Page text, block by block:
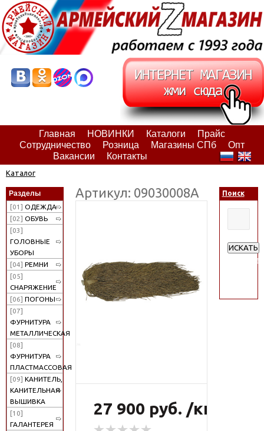
Главная НОВИНКИ Каталоги
Прайс
Сотрудничество
Розница Магазины СПб
Опт
Вакансии
Контакты
Каталог
Разделы
[01] ОДЕЖДА
[02] ОБУВЬ
[03]
ГОЛОВНЫЕ
УБОРЫ
[04] РЕМНИ
[05]
СНАРЯЖЕНИЕ
[06] ПОГОНЫ
[07]
ФУРНИТУРА
МЕТАЛЛИЧЕСКАЯ
[08]
ФУРНИТУРА
ПЛАСТМАССОВАЯ
[09] КАНИТЕЛЬ,
КАНИТЕЛЬНАЯ
ВЫШИВКА
[10]
ГАЛАНТЕРЕЯ
Артикул: 09030008А
27 900 руб. /кг
Поиск
ИСКАТЬ